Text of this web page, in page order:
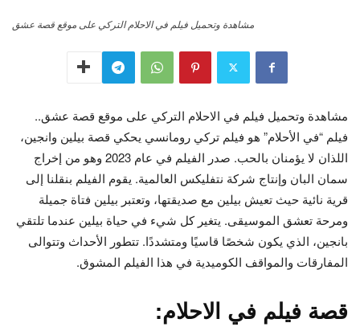
مشاهدة وتحميل فيلم في الاحلام التركي على موقع قصة عشق
مشاهدة وتحميل فيلم في الاحلام التركي على موقع قصة عشق..
فيلم “في الأحلام” هو فيلم تركي رومانسي يحكي قصة بيلين وانجين،
اللذان لا يؤمنان بالحب. صدر الفيلم في عام 2023 وهو من إخراج
سمان البان وإنتاج شركة نتفليكس العالمية. يقوم الفيلم بنقلنا إلى
قرية نائية حيث تعيش بيلين مع صديقتها، وتعتبر بيلين فتاة جميلة
ومرحة تعشق الموسيقى. يتغير كل شيء في حياة بيلين عندما تلتقي
بانجين، الذي يكون شخصًا قاسيًا ومتشددًا. تتطور الأحداث وتتوالى
المفارقات والمواقف الكوميدية في هذا الفيلم المشوق.
قصة فيلم في الاحلام: